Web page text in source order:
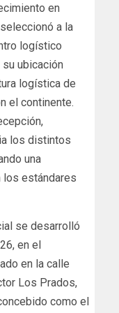
en
a la
logístico
ubicación
logística de
el continente.
los distintos
una
los estándares
se desarrolló
en el
en la calle
Los Prados,
como el